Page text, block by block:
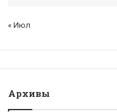
« Июл
Архивы